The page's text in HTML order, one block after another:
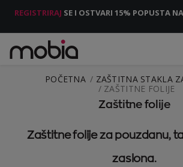
REGISTRIRAJ SE I OSTVARI 15% POPUSTA
POČETNA
ZAŠTITNA STAKLA
ZAŠTITNE FOLIJE
Zaštitne folije
Zaštitne folije za pouzdanu,
zaslona.